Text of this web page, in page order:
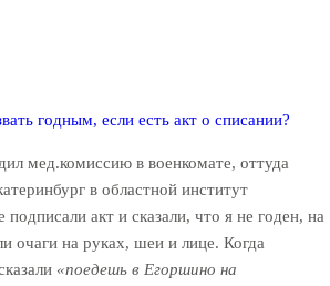
годным, если есть акт о списании?
мед.комиссию в военкомате, оттуда
в областной институт
акт и сказали, что я не годен, на
очаги на руках, шеи и лице. Когда
«поедешь в Егоршино на